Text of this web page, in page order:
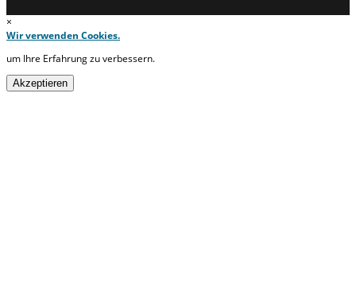
×
Wir verwenden Cookies.
um Ihre Erfahrung zu verbessern.
Akzeptieren